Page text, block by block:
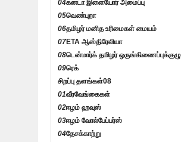
04கனடா இளையோர் அமைப்பு
05வெண்புறா
06தமிழர் மனித உரிமைகள் மையம்
07ETA ஆஸ்திரேலியா
08டென்மார்க் தமிழர் ஒருங்கிணைப்புக்குழு
09ரெக்
சிறப்பு தளங்கள்08
01வீரவேங்கைகள்
02ஈழம் ஹவுஸ்
03ஈழம் வோல்பேப்பர்ஸ்
04தேசக்காற்று